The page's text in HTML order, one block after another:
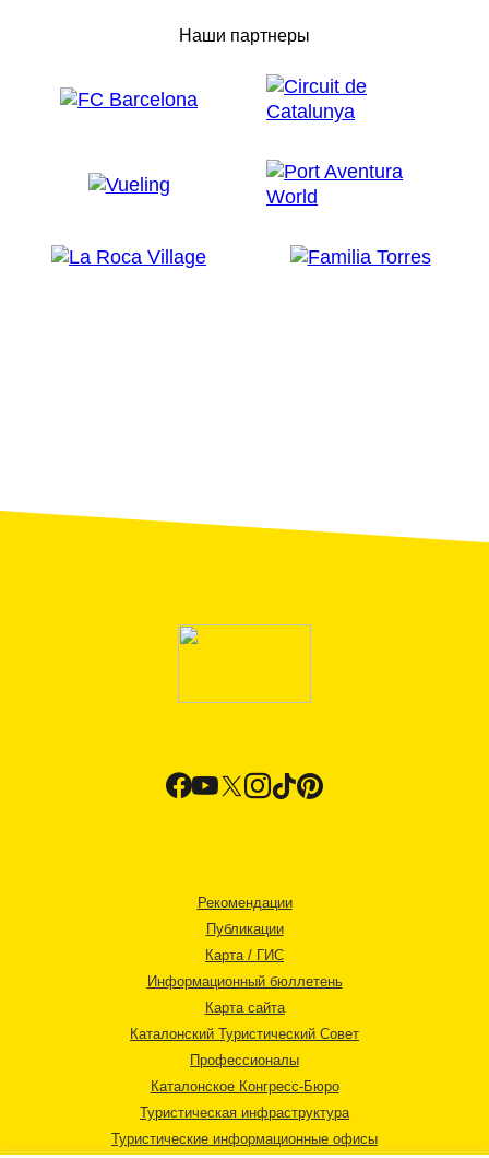
Наши партнеры
Рекомендации
Публикации
Карта / ГИС
Информационный бюллетень
Карта сайта
Каталонский Туристический Совет
Профессионалы
Каталонское Конгресс-Бюро
Туристическая инфраструктура
Туристические информационные офисы